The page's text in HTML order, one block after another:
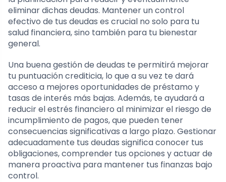
eliminar dichas deudas. Mantener un control
efectivo de tus deudas es crucial no solo para tu
salud financiera, sino también para tu bienestar
general.
Una buena gestión de deudas te permitirá mejorar
tu puntuación crediticia, lo que a su vez te dará
acceso a mejores oportunidades de préstamo y
tasas de interés más bajas. Además, te ayudará a
reducir el estrés financiero al minimizar el riesgo de
incumplimiento de pagos, que pueden tener
consecuencias significativas a largo plazo. Gestionar
adecuadamente tus deudas significa conocer tus
obligaciones, comprender tus opciones y actuar de
manera proactiva para mantener tus finanzas bajo
control.